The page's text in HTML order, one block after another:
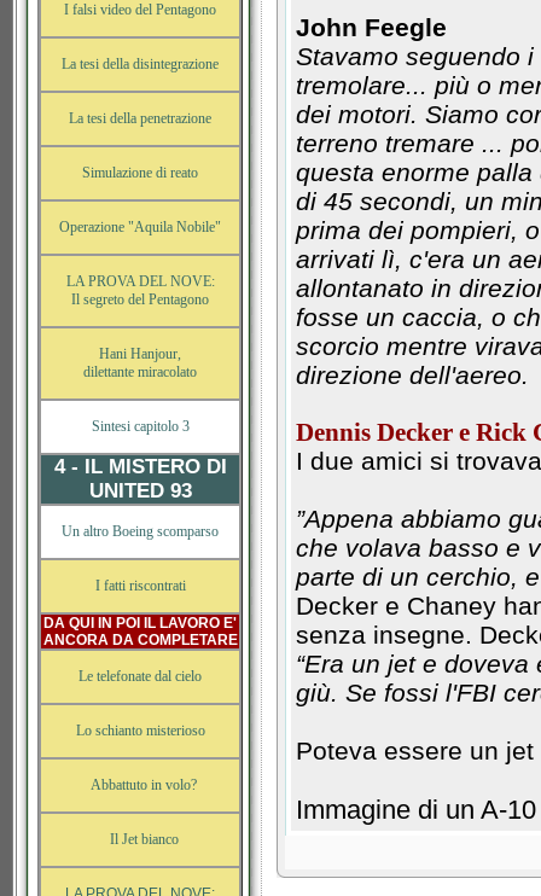
I falsi video del Pentagono
La tesi della disintegrazione
La tesi della penetrazione
Simulazione di reato
Operazione "Aquila Nobile"
LA PROVA DEL NOVE:
Il segreto del Pentagono
Hani Hanjour,
dilettante miracolato
Sintesi capitolo 3
4 - IL MISTERO DI
UNITED 93
Un altro Boeing scomparso
I fatti riscontrati
DA QUI IN POI IL LAVORO E'
ANCORA DA COMPLETARE
Le telefonate dal cielo
Lo schianto misterioso
Abbattuto in volo?
Il Jet bianco
John Feegle
Stavamo seguendo
tremolare... più o
dei motori. Siamo
terreno tremare ...
questa enorme
di 45 secondi, un
prima dei pompieri,
arrivati lì, c'era un
allontanato in
fosse un caccia, o
scorcio mentre
direzione dell'aereo.
Dennis Decker e Rick
I due amici si
”Appena abbiamo
che volava basso e
parte di un cerchio,
Decker e Chaney
senza insegne.
“Era un jet e
giù. Se fossi l'FBI
Poteva essere un
Immagine di un A-